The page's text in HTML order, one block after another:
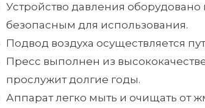
Устройство давления
безопасным для использования.
Подвод воздуха осуществляется
Пресс выполнен из
прослужит долгие годы.
Аппарат легко мыть и очищать от